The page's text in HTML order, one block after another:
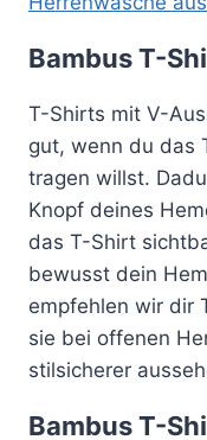
Bambus T-
T-Shirts mit V-
gut, wenn du das
tragen willst.
Knopf deines
das T-Shirt
bewusst dein
empfehlen wir dir
sie bei offenen
stilsicherer
Bambus T-